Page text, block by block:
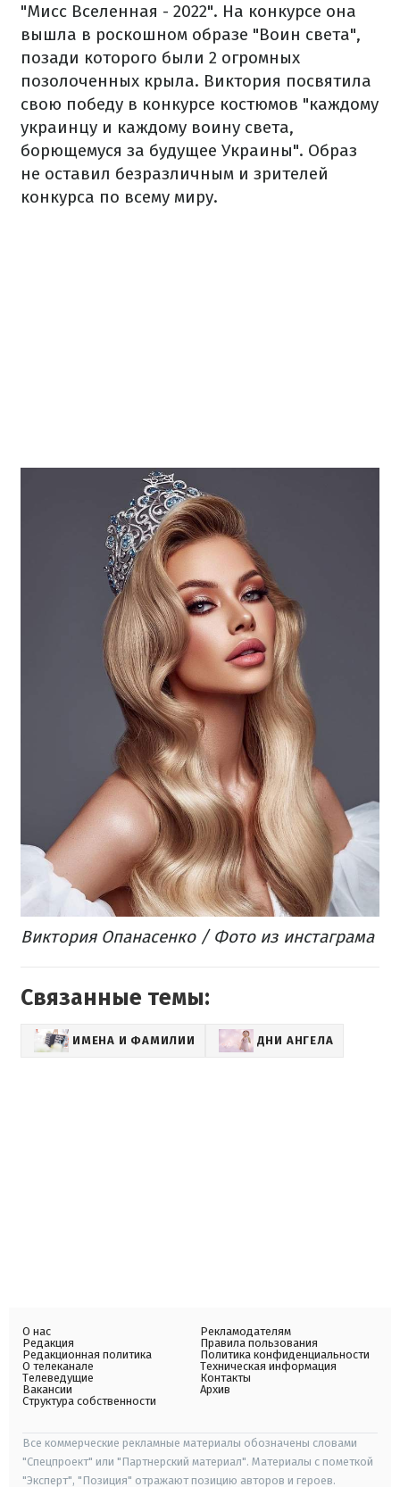
"Мисс Вселенная - 2022". На конкурсе она
вышла в роскошном образе "Воин света",
позади которого были 2 огромных
позолоченных крыла. Виктория посвятила
свою победу в конкурсе костюмов "каждому
украинцу и каждому воину света,
борющемуся за будущее Украины". Образ
не оставил безразличным и зрителей
конкурса по всему миру.
Виктория Опанасенко / Фото из инстаграма
Связанные темы:
ИМЕНА И ФАМИЛИИ ДНИ АНГЕЛА
О нас
Редакция
Редакционная политика
О телеканале
Телеведущие
Вакансии
Структура собственности
Рекламодателям
Правила пользования
Политика конфиденциальности
Техническая информация
Контакты
Архив
Все коммерческие рекламные материалы обозначены словами
"Спецпроект" или "Партнерский материал". Материалы с пометкой
"Эксперт", "Позиция" отражают позицию авторов и героев.